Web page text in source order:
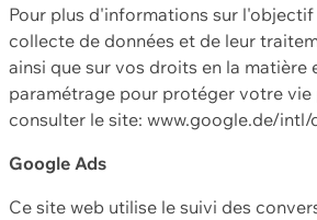
Pour plus d'informations sur
collecte de données et de leur
ainsi que sur vos droits en la matière
paramétrage pour protéger votre vie
consulter le site: www.google.de/
Google Ads
Ce site web utilise le suivi des